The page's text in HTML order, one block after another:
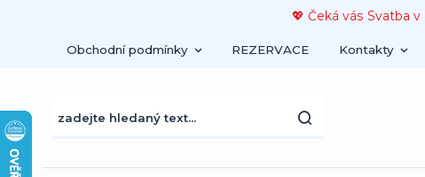
💖 Čeká vás Svatba
Obchodní podmínky REZERVACE Kontakty